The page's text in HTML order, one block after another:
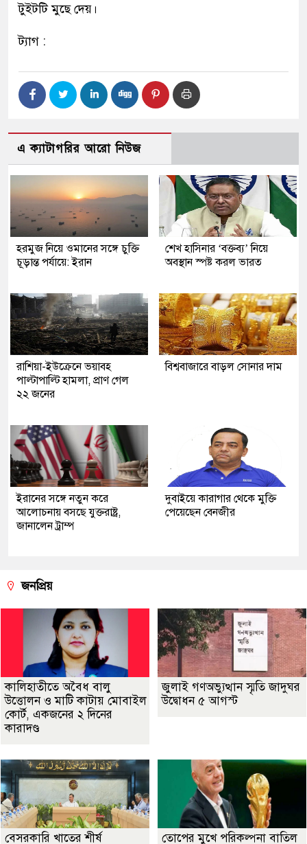
টুইটটি মুছে দেয়।
ট্যাগ :
এ ক্যাটাগরির আরো নিউজ
হরমুজ নিয়ে ওমানের সঙ্গে চুক্তি
চূড়ান্ত পর্যায়ে: ইরান
শেখ হাসিনার ‘বক্তব্য’ নিয়ে
অবস্থান স্পষ্ট করল ভারত
রাশিয়া-ইউক্রেনে ভয়াবহ
পাল্টাপাল্টি হামলা, প্রাণ গেল
২২ জনের
বিশ্ববাজারে বাড়ল সোনার দাম
ইরানের সঙ্গে নতুন করে
আলোচনায় বসছে যুক্তরাষ্ট্র,
জানালেন ট্রাম্প
দুবাইয়ে কারাগার থেকে মুক্তি
পেয়েছেন বেনজীর
জনপ্রিয়
কালিহাতীতে অবৈধ বালু
উত্তোলন ও মাটি কাটায় মোবাইল
কোর্ট, একজনের ২ দিনের
কারাদণ্ড
জুলাই গণঅভ্যুত্থান স্মৃতি জাদুঘর
উদ্বোধন ৫ আগস্ট
বেসরকারি খাতের শীর্ষ তোপের মুখে পরিকল্পনা বাতিল